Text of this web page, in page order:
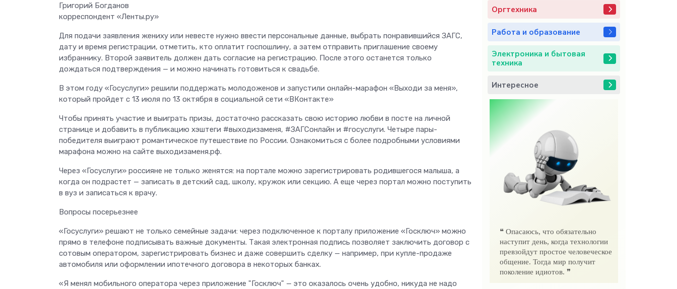
Григорий Богданов
корреспондент «Ленты.ру»
Для подачи заявления жениху или невесте нужно ввести персональные данные, выбрать понравившийся ЗАГС,
дату и время регистрации, отметить, кто оплатит госпошлину, а затем отправить приглашение своему
избраннику. Второй заявитель должен дать согласие на регистрацию. После этого останется только
дождаться подтверждения — и можно начинать готовиться к свадьбе.
В этом году «Госуслуги» решили поддержать молодоженов и запустили онлайн-марафон «Выходи за меня»,
который пройдет с 13 июля по 13 октября в социальной сети «ВКонтакте»
Чтобы принять участие и выиграть призы, достаточно рассказать свою историю любви в посте на личной
странице и добавить в публикацию хэштеги #выходизаменя, #ЗАГСонлайн и #госуслуги. Четыре пары-
победителя выиграют романтическое путешествие по России. Ознакомиться с более подробными условиями
марафона можно на сайте выходизаменя.рф.
Через «Госуслуги» россияне не только женятся: на портале можно зарегистрировать родившегося малыша, а
когда он подрастет — записать в детский сад, школу, кружок или секцию. А еще через портал можно поступить
в вуз и записаться к врачу.
Вопросы посерьезнее
«Госуслуги» решают не только семейные задачи: через подключенное к порталу приложение «Госключ» можно
прямо в телефоне подписывать важные документы. Такая электронная подпись позволяет заключить договор с
сотовым оператором, зарегистрировать бизнес и даже совершить сделку — например, при купле-продаже
автомобиля или оформлении ипотечного договора в некоторых банках.
«Я менял мобильного оператора через приложение "Госключ" — это оказалось очень удобно, никуда не надо
Оргтехника
Работа и образование
Электроника и бытовая
техника
Интересное
❝ Опасаюсь, что обязательно
наступит день, когда технологии
превзойдут простое человеческое
общение. Тогда мир получит
поколение идиотов. ❞